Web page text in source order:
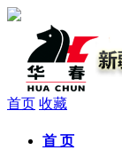
首页 收藏
首 页